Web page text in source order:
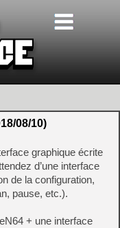
08/10)
graphique écrite
d’une interface
de la configuration,
pause, etc.).
+ une interface